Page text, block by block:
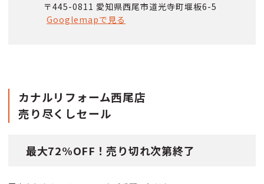
〒445-0811 愛知県西尾市道光寺町堰板6-5
Googlemapで見る
カナルリフォーム西尾店
売り尽くしセール
最大72%OFF！売り切れ次第終了